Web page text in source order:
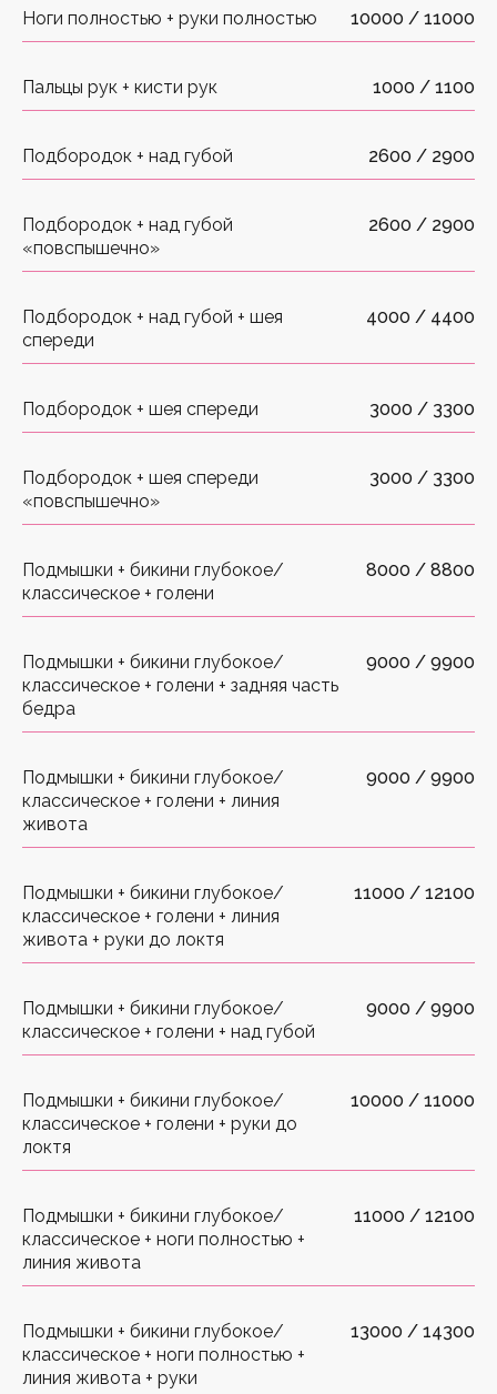
Ноги полностью + руки полностью 10000 / 11000
Пальцы рук + кисти рук 1000 / 1100
Подбородок + над губой 2600 / 2900
Подбородок + над губой
«повспышечно»
2600 / 2900
Подбородок + над губой + шея
спереди
4000 / 4400
Подбородок + шея спереди 3000 / 3300
Подбородок + шея спереди
«повспышечно»
3000 / 3300
Подмышки + бикини глубокое/
классическое + голени
8000 / 8800
Подмышки + бикини глубокое/
классическое + голени + задняя часть
бедра
9000 / 9900
Подмышки + бикини глубокое/
классическое + голени + линия
живота
9000 / 9900
Подмышки + бикини глубокое/
классическое + голени + линия
живота + руки до локтя
11000 / 12100
Подмышки + бикини глубокое/
классическое + голени + над губой
9000 / 9900
Подмышки + бикини глубокое/
классическое + голени + руки до
локтя
10000 / 11000
Подмышки + бикини глубокое/
классическое + ноги полностью +
линия живота
11000 / 12100
Подмышки + бикини глубокое/
классическое + ноги полностью +
линия живота + руки
13000 / 14300